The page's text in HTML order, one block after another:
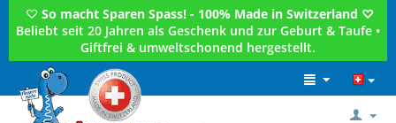
♡ So macht Sparen Spass! - 100% Made in Switzerland ♡
Beliebt seit 20 Jahren als Geschenk und zur Geburt & Taufe •
Giftfrei & umweltschonend hergestellt.